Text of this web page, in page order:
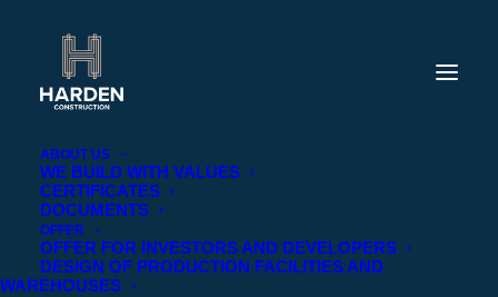
ABOUT US
WE BUILD WITH VALUES
CERTIFICATES
DOCUMENTS
OFFER
OFFER FOR INVESTORS AND DEVELOPERS
DESIGN OF PRODUCTION FACILITIES AND
WAREHOUSES